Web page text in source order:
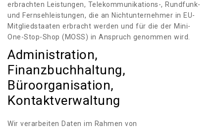
erbrachten Leistungen, Telekommunikations-, Rundfunk-
und Fernsehleistungen, die an Nichtunternehmer in EU-
Mitgliedstaaten erbracht werden und für die der Mini-
One-Stop-Shop (MOSS) in Anspruch genommen wird.
Administration,
Finanzbuchhaltung,
Büroorganisation,
Kontaktverwaltung
Wir verarbeiten Daten im Rahmen von